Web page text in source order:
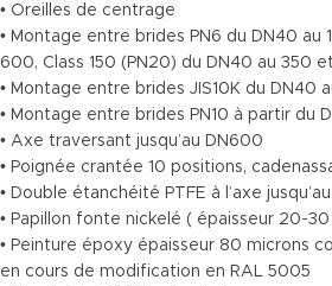
• Oreilles de centrage
• Montage entre brides PN6 du DN40 au
600, Class 150 (PN20) du DN40 au 350
• Montage entre brides JIS10K du DN40
• Montage entre brides PN10 à partir du
• Axe traversant jusqu’au DN600
• Poignée crantée 10 positions,
• Double étanchéité PTFE à l’axe
• Papillon fonte nickelé ( épaisseur 20-
• Peinture époxy épaisseur 80 microns
en cours de modification en RAL 5005